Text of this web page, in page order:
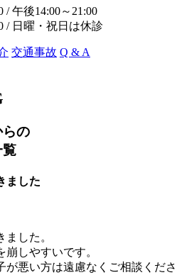
/ 午後14:00～21:00
/ 日曜・祝日は休診
交通事故 Q & A
らの
覧
ました
した。
しやすいです。
が悪い方は遠慮なくご相談くださ